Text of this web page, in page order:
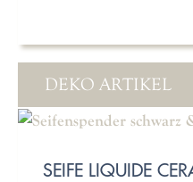
DEKO ARTIKEL
SEIFE LIQUIDE